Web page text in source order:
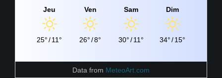
Jeu
25°/11°
Ven
26°/8°
Sam
30°/11°
Dim
34°/15°
Data from MeteoArt.com